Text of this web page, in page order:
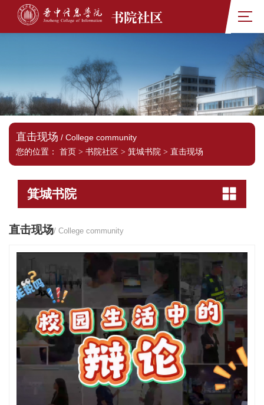
书院社区
直击现场 / College community
您的位置：
首页 > 书院社区 > 箕城书院 > 直击现场
箕城书院
直击现场/ College community